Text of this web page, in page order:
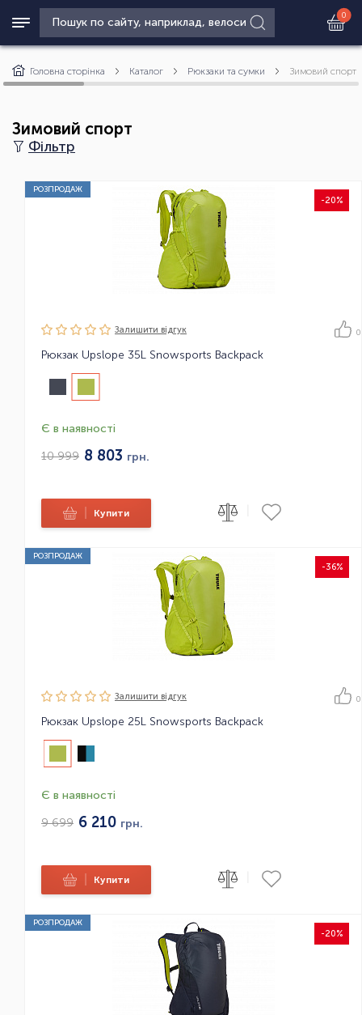
0
Головна сторінка Каталог Рюкзаки та сумки Зимовий спорт
Зимовий спорт
Фільтр
РОЗПРОДАЖ
-20%
Залишити вiдгук 0
Рюкзак Upslope 35L Snowsports Backpack
Є в наявності
10 999 8 803 грн.
Купити
РОЗПРОДАЖ
-36%
Залишити вiдгук 0
Рюкзак Upslope 25L Snowsports Backpack
Є в наявності
9 699 6 210 грн.
Купити
РОЗПРОДАЖ
-20%